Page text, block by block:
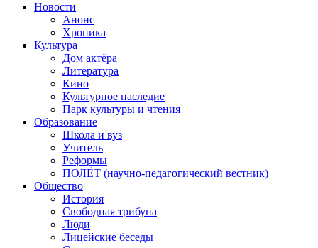
Новости
Анонс
Хроника
Культура
Дом актёра
Литература
Кино
Культурное наследие
Парк культуры и чтения
Образование
Школа и вуз
Учитель
Реформы
ПОЛЁТ (научно-педагогический вестник)
Общество
История
Свободная трибуна
Люди
Лицейские беседы